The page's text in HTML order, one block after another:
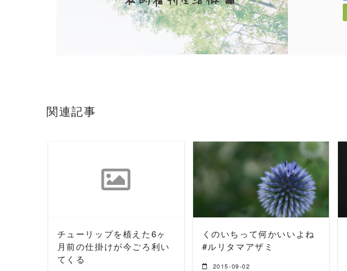
関連記事
READ MORE
チューリップを植えた6ヶ
月前の仕掛けが今ごろ利い
てくる
READ MORE
くのいちって何かいいよね
#ルリタマアザミ
2015-09-02